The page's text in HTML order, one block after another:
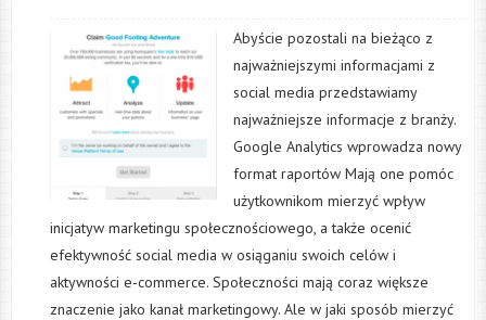
Abyście pozostali na bieżąco z
najważniejszymi informacjami z
social media przedstawiamy
najważniejsze informacje z branży.
Google Analytics wprowadza nowy
format raportów Мają one pomóc
użytkownikom mierzyć wpływ
inicjatyw marketingu społecznościowego, a także ocenić
efektywność social media w osiąganiu swoich celów i
aktywności e-commerce. Społeczności mają coraz większe
znaczenie jako kanał marketingowy. Ale w jaki sposób mierzyć